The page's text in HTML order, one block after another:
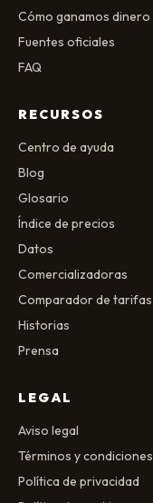
Cómo ganamos dinero
Fuentes oficiales
FAQ
RECURSOS
Centro de ayuda
Blog
Glosario
Índice de precios
Datos
Comercializadoras
Comparador de tarifas
Historias
Prensa
LEGAL
Aviso legal
Términos y condiciones
Política de privacidad